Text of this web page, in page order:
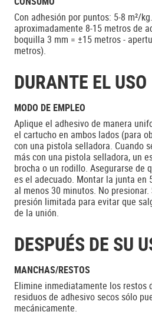
Con adhesión por puntos: 5-8 m²/
aproximadamente 8-15 metros de
boquilla 3 mm = ±15 metros -
metros).
DURANTE EL USO
MODO DE EMPLEO
Aplique el adhesivo de manera
el cartucho en ambos lados (para
con una pistola selladora. Cuando
más con una pistola selladora, un
brocha o un rodillo. Asegurarse de
es el adecuado. Montar la junta en
al menos 30 minutos. No
presión limitada para evitar que
de la unión.
DESPUÉS DE SU
MANCHAS/RESTOS
Elimine inmediatamente los restos
residuos de adhesivo secos sólo
mecánicamente.